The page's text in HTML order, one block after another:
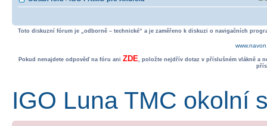
Toto diskuzní fórum je „odborně – technické“ a je zaměřeno k diskuzi o navigačních
Pokud nenajdete odpověď na fóru ani ZDE, položte nejdřív dotaz v příslušném vlákně a
IGO Luna TMC okolní